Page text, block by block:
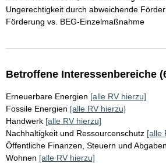
Ungerechtigkeit durch abweichende
Förderung vs. BEG-Einzelmaßnahme
Betroffene Interessenbereiche
Erneuerbare Energien [alle RV hierzu]
Fossile Energien [alle RV hierzu]
Handwerk [alle RV hierzu]
Nachhaltigkeit und Ressourcenschutz [alle
Öffentliche Finanzen, Steuern und Abgaben
Wohnen [alle RV hierzu]